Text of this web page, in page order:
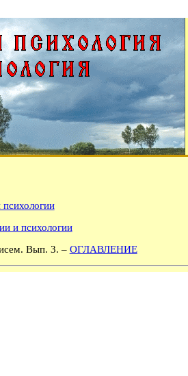
и психологии
Вып. 3. – ОГЛАВЛЕНИЕ